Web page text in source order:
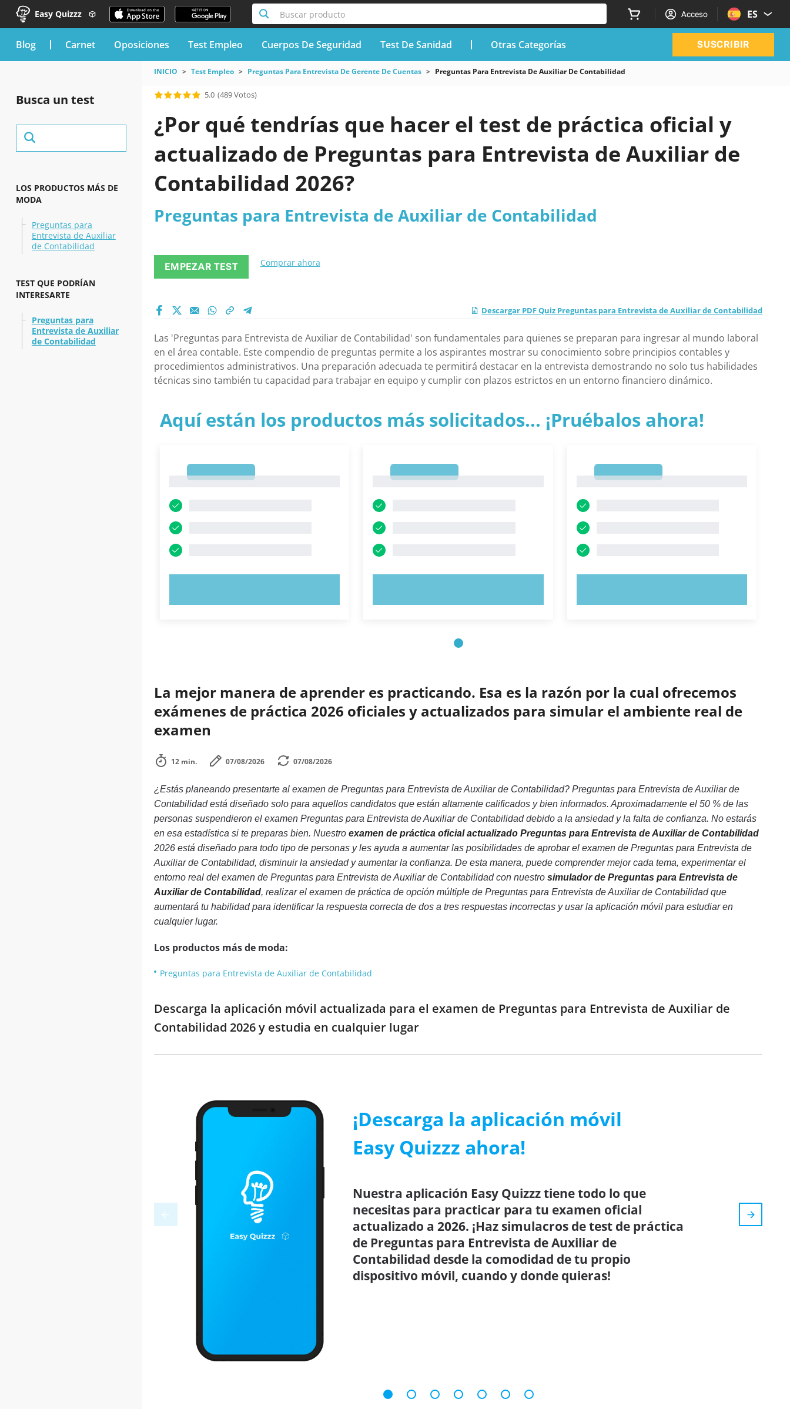
Easy Quizzz Buscar producto Acceso ES
blog Carnet Oposiciones Test Empleo Cuerpos De Seguridad Test De Sanidad Otras Categorías SUSCRIBIR
Busca un test
LOS PRODUCTOS MÁS DE
MODA
Preguntas para
Entrevista de Auxiliar
de Contabilidad
TEST QUE PODRÍAN
INTERESARTE
Preguntas para
Entrevista de Auxiliar
de Contabilidad
INICIO Test Empleo Preguntas Para Entrevista De Gerente De Cuentas Preguntas Para Entrevista De Auxiliar De Contabilidad
5.0 (489 Votos)
¿Por qué tendrías que hacer el test de práctica oficial y
actualizado de Preguntas para Entrevista de Auxiliar de
Contabilidad 2026?
Preguntas para Entrevista de Auxiliar de Contabilidad
EMPEZAR TEST Comprar ahora
Descargar PDF Quiz Preguntas para Entrevista de Auxiliar de Contabilidad
Las 'Preguntas para Entrevista de Auxiliar de Contabilidad' son fundamentales para quienes se preparan para ingresar al mundo laboral
en el área contable. Este compendio de preguntas permite a los aspirantes mostrar su conocimiento sobre principios contables y
procedimientos administrativos. Una preparación adecuada te permitirá destacar en la entrevista demostrando no solo tus habilidades
técnicas sino también tu capacidad para trabajar en equipo y cumplir con plazos estrictos en un entorno financiero dinámico.
Aquí están los productos más solicitados... ¡Pruébalos ahora!
La mejor manera de aprender es practicando. Esa es la razón por la cual ofrecemos
exámenes de práctica 2026 oficiales y actualizados para simular el ambiente real de
examen
12 min. 07/08/2026 07/08/2026
¿Estás planeando presentarte al examen de Preguntas para Entrevista de Auxiliar de Contabilidad? Preguntas para Entrevista de Auxiliar de
Contabilidad está diseñado solo para aquellos candidatos que están altamente calificados y bien informados. Aproximadamente el 50 % de las
personas suspendieron el examen Preguntas para Entrevista de Auxiliar de Contabilidad debido a la ansiedad y la falta de confianza. No estarás
en esa estadística si te preparas bien. Nuestro examen de práctica oficial actualizado Preguntas para Entrevista de Auxiliar de Contabilidad
2026 está diseñado para todo tipo de personas y les ayuda a aumentar las posibilidades de aprobar el examen de Preguntas para Entrevista de
Auxiliar de Contabilidad, disminuir la ansiedad y aumentar la confianza. De esta manera, puede comprender mejor cada tema, experimentar el
entorno real del examen de Preguntas para Entrevista de Auxiliar de Contabilidad con nuestro simulador de Preguntas para Entrevista de
Auxiliar de Contabilidad, realizar el examen de práctica de opción múltiple de Preguntas para Entrevista de Auxiliar de Contabilidad que
aumentará tu habilidad para identificar la respuesta correcta de dos a tres respuestas incorrectas y usar la aplicación móvil para estudiar en
cualquier lugar.
Los productos más de moda:
Preguntas para Entrevista de Auxiliar de Contabilidad
Descarga la aplicación móvil actualizada para el examen de Preguntas para Entrevista de Auxiliar de
Contabilidad 2026 y estudia en cualquier lugar
¡Descarga la aplicación móvil
Easy Quizzz ahora!
Nuestra aplicación Easy Quizzz tiene todo lo que
necesitas para practicar para tu examen oficial
actualizado a 2026. ¡Haz simulacros de test de práctica
de Preguntas para Entrevista de Auxiliar de
Contabilidad desde la comodidad de tu propio
dispositivo móvil, cuando y donde quieras!